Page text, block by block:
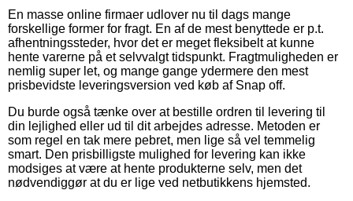
En masse online firmaer udlover nu til dags mange
forskellige former for fragt. En af de mest benyttede er p.t.
afhentningssteder, hvor det er meget fleksibelt at kunne
hente varerne på et selvvalgt tidspunkt. Fragtmuligheden er
nemlig super let, og mange gange ydermere den mest
prisbevidste leveringsversion ved køb af Snap off.
Du burde også tænke over at bestille ordren til levering til
din lejlighed eller ud til dit arbejdes adresse. Metoden er
som regel en tak mere pebret, men lige så vel temmelig
smart. Den prisbilligste mulighed for levering kan ikke
modsiges at være at hente produkterne selv, men det
nødvendiggør at du er lige ved netbutikkens hjemsted.